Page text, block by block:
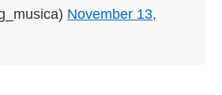
November 13,